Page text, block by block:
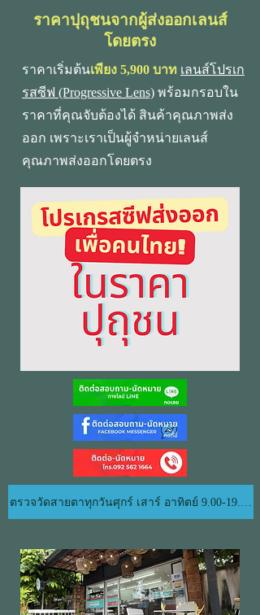
ราคาปุถุชนจากผู้ส่งออกเลนส์
โดยตรง
ราคาเริ่มต้นเพียง 5,900 บาท เลนส์โปรเก
รสซีฟ (Progressive Lens) พร้อมกรอบใน
ราคาที่คุณจับต้องได้ สินค้าคุณภาพส่ง
ออก เพราะเราเป็นผู้จำหน่ายเลนส์
คุณภาพส่งออกโดยตรง
ตรวจวัดสายตาทุกวันศุกร์ เสาร์ อาทิตย์ 9.00-19.00 น.